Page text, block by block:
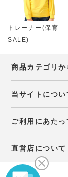
トレーナー(保育
SALE)
商品カテゴリか
当サイトについ
ご利用にあたっ
直営店について